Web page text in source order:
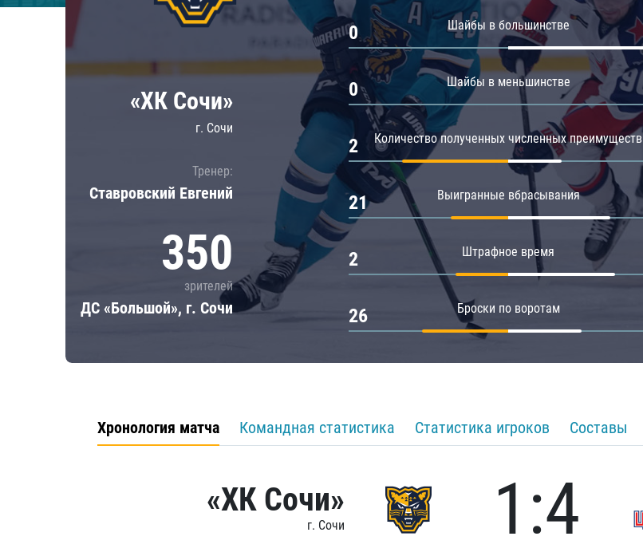
Локомотив
ЦСКА
Шанхайские Драконы
Амур
Барыс
Салават Юлаев
«ХК Сочи»
г. Сочи
Тренер:
Ставровский Евгений
350
зрителей
ДС «Большой», г. Сочи
Шайбы в большинстве
0
Шайбы в меньшинстве
0
Количество полученных численных преимуществ
2
Выигранные вбрасывания
21
Штрафное время
2
Броски по воротам
26
Хронология матча Командная статистика Статистика игроков Составы
«ХК Сочи»
г. Сочи 1:4